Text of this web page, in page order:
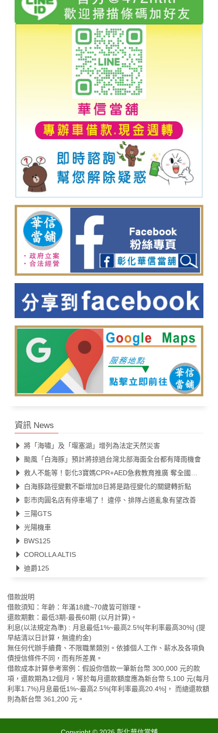
資訊 News
將「海嘯」及「堰塞湖」增列為法定天然災害
颱風「白海豚」預計將掠過台灣北部海面全台都有降雨機會
救人不能等！彰化3寶媽CPR+AED急救教育推廣 奪全國第一
白海豚路徑變數不斷增加8日將是路徑變化的關鍵轉折點
彰市肉圓名店有停車場了！ 違停、排隊占道亂象有望改善
三陽GTS
光陽機車
BWS125
COROLLA ALTIS
迪爵125
借款說明
借款須知：年齡：年滿18歲~70歲皆可辦理。
還款期數：最低3期-最長60期 (以月計算)。
利息(以法規定為準) : 月息最低1%~最高2.5%[年利率最高30%] (提
早結清以日計算，無違約金)
無任何代辦手續費、不限職業類別。依據個人工作、薪水及各項負
債授信條件不同，而有所差異。
借款成本計算參考案例：假設你借款一筆新台幣 300,000 元的款
項，還款期為12個月，等於每月還款額度應為新台幣 5,100 元(每月
利率1.7%)月息最低1%~最高2.5%[年利率最高20.4%]， 而總還款額
則為新台幣 361,200 元。